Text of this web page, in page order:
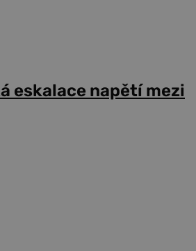
eskalace napětí mezi